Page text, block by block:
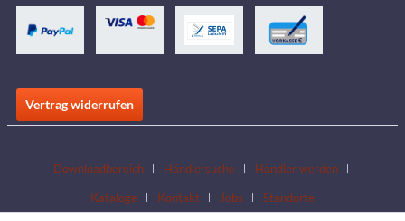
Vertrag widerrufen
Downloadbereich Händlersuche
Händler werden
Kataloge
Kontakt Jobs Standorte